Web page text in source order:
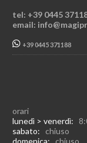
tel: +39 0445
email:
+39 0445 371188
orari
lunedì > venerdì:
sabato: chiuso
domenica: chiuso